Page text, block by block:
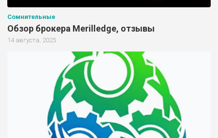
Сомнительные
Обзор брокера Merilledge, отзывы
14 августа, 2025